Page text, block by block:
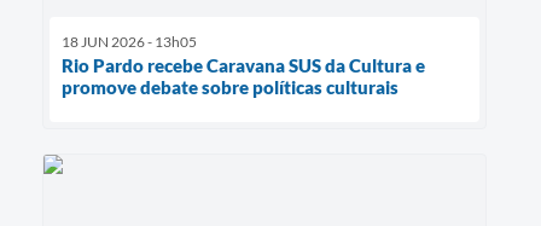
18 JUN 2026 - 13h05
Rio Pardo recebe Caravana SUS da Cultura e
promove debate sobre políticas culturais